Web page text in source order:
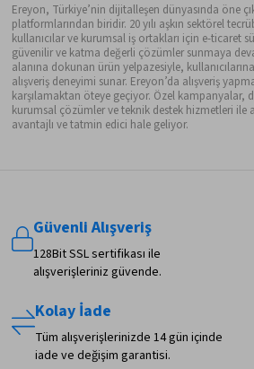
Ereyon, Türkiye’nin dijitalleşen dünyasında öne
platformlarından biridir. 20 yılı aşkın sektörel
kullanıcılar ve kurumsal iş ortakları için e-ticaret
güvenilir ve katma değerli çözümler sunmaya
alanına dokunan ürün yelpazesiyle,
alışveriş deneyimi sunar. Ereyon’da alışveriş
karşılamaktan öteye geçiyor. Özel kampanyalar,
kurumsal çözümler ve teknik destek hizmetleri ile
avantajlı ve tatmin edici hale geliyor.
Güvenli Alışveriş
128Bit SSL sertifikası ile
alışverişleriniz güvende.
Kolay İade
Tüm alışverişlerinizde 14 gün içinde
iade ve değişim garantisi.